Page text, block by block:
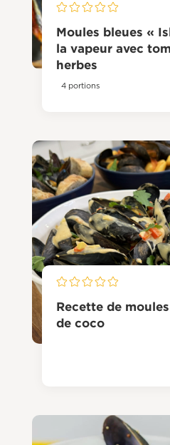
Moules bleues «
la vapeur avec
herbes
4 portions
Recette de
de coco